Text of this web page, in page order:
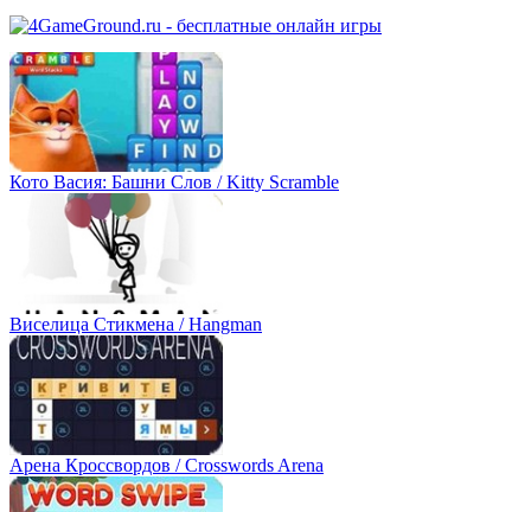
Кото Васия: Башни Слов / Kitty Scramble
Виселица Стикмена / Hangman
Арена Кроссвордов / Crosswords Arena